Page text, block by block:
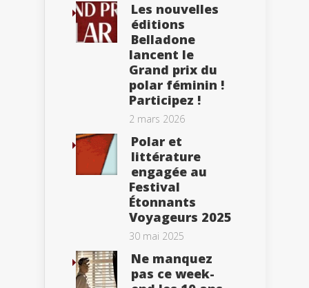
Les nouvelles
éditions
Belladone
lancent le
Grand prix du
polar féminin !
Participez !
2 mars 2026
Polar et
littérature
engagée au
Festival
Étonnants
Voyageurs 2025
30 mai 2025
Ne manquez
pas ce week-